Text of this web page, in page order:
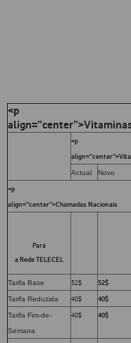
<p
<p
Actual Novo
<p
align=”center”>Chamadas Nacionais
Para
a Rede TELECEL
Tarifa Base 52$ 52$
Tarifa Reduzida 40$ 40$
Tarifa Fim-de-
Semana
40$ 40$